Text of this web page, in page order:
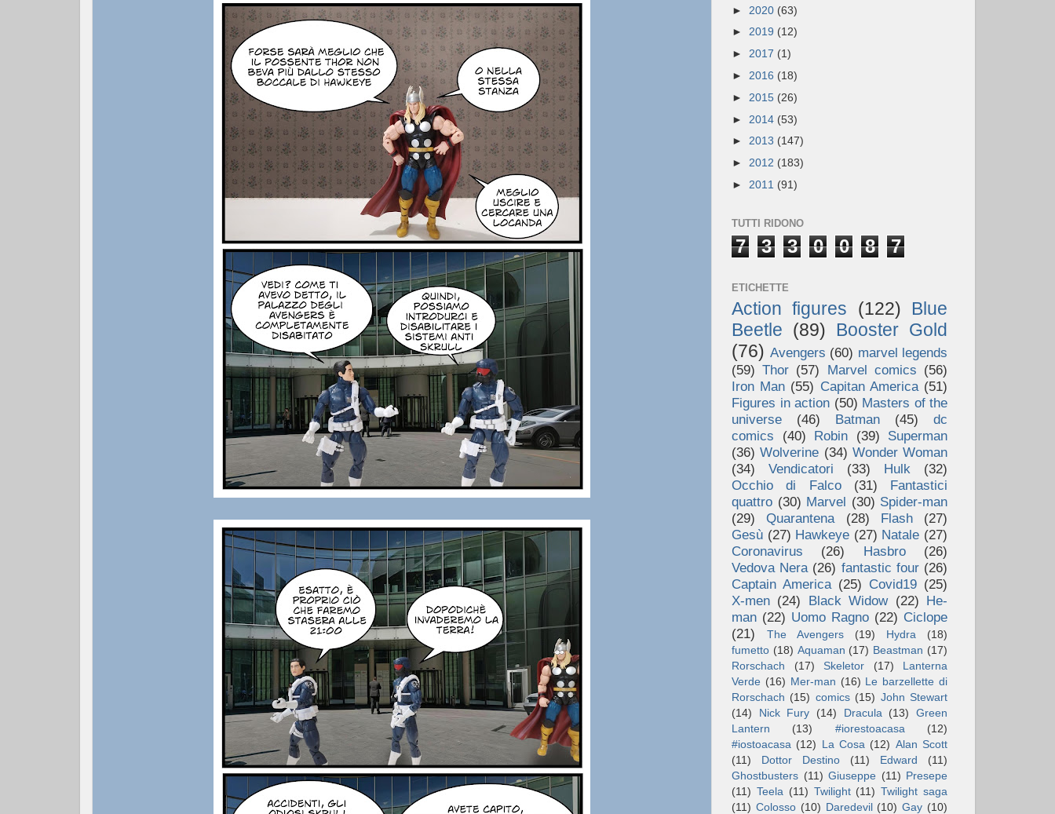
► 2020 (63)
► 2019 (12)
► 2017 (1)
► 2016 (18)
► 2015 (26)
► 2014 (53)
► 2013 (147)
► 2012 (183)
► 2011 (91)
TUTTI RIDONO
7 3 3 0 0 8 7
ETICHETTE
Action figures (122)
Blue
Beetle (89)
Booster Gold
(76) Avengers (60) marvel legends
(59) Thor (57) Marvel comics (56)
Iron Man (55) Capitan America (51)
Figures in action (50) Masters of the
universe
(46) Batman (45)
dc
comics
(40) Robin (39) Superman
(36) Wolverine (34) Wonder Woman
(34)
Vendicatori (33) Hulk
(32)
Occhio di Falco
(31)
Fantastici
quattro (30) Marvel (30) Spider-man
(29)
Quarantena (28) Flash
(27)
Gesù (27) Hawkeye (27) Natale (27)
Coronavirus
(26) Hasbro
(26)
Vedova Nera (26) fantastic four (26)
Captain America (25) Covid19 (25)
X-men (24) Black Widow (22) He-
man (22) Uomo Ragno (22) Ciclope
(21)
The Avengers (19) Hydra
(18)
fumetto (18) Aquaman (17) Beastman (17)
Rorschach
(17) Skeletor (17)
Lanterna
Verde (16) Mer-man (16) Le barzellette di
Rorschach (15) comics (15) John Stewart
(14)
Nick Fury (14) Dracula (13)
Green
Lantern
(13) #iorestoacasa
(12)
#iostoacasa (12) La Cosa (12) Alan Scott
(11)
Dottor Destino (11) Edward
(11)
Ghostbusters (11) Giuseppe (11) Presepe
(11) Teela (11) Twilight (11) Twilight saga
(11) Colosso (10) Daredevil (10) Gay (10)